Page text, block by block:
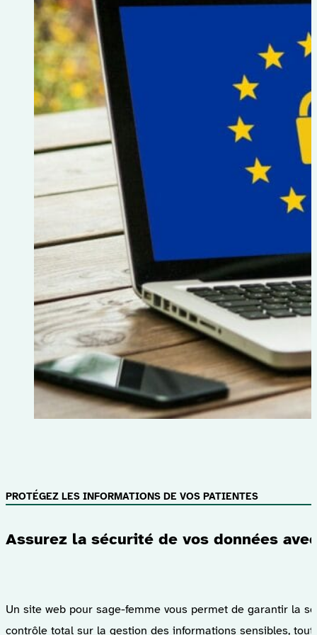
Assurez la sécurité de vos données
PROTÉGEZ LES INFORMATIONS DE VOS PATIENTES
Un site web pour sage-femme vous permet de garantir la
contrôle total sur la gestion des informations sensibles,